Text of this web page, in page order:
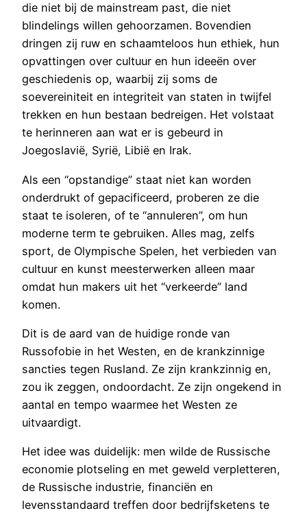
die niet bij de mainstream past, die niet
blindelings willen gehoorzamen. Bovendien
dringen zij ruw en schaamteloos hun ethiek, hun
opvattingen over cultuur en hun ideeën over
geschiedenis op, waarbij zij soms de
soevereiniteit en integriteit van staten in twijfel
trekken en hun bestaan bedreigen. Het volstaat
te herinneren aan wat er is gebeurd in
Joegoslavië, Syrië, Libië en Irak.
Als een “opstandige” staat niet kan worden
onderdrukt of gepacificeerd, proberen ze die
staat te isoleren, of te “annuleren”, om hun
moderne term te gebruiken. Alles mag, zelfs
sport, de Olympische Spelen, het verbieden van
cultuur en kunst meesterwerken alleen maar
omdat hun makers uit het “verkeerde” land
komen.
Dit is de aard van de huidige ronde van
Russofobie in het Westen, en de krankzinnige
sancties tegen Rusland. Ze zijn krankzinnig en,
zou ik zeggen, ondoordacht. Ze zijn ongekend in
aantal en tempo waarmee het Westen ze
uitvaardigt.
Het idee was duidelijk: men wilde de Russische
economie plotseling en met geweld verpletteren,
de Russische industrie, financiën en
levensstandaard treffen door bedrijfsketens te